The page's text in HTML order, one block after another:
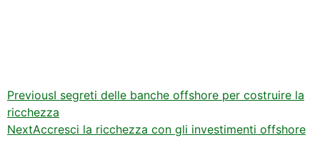
PreviousI segreti delle banche offshore per costruire la
ricchezza
NextAccresci la ricchezza con gli investimenti offshore